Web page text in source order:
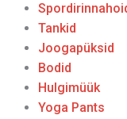
Tankid
Joogapüksid
Bodid
Hulgimüük
Yoga Pants